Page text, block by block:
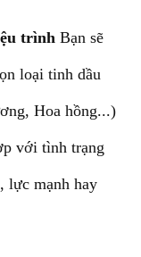
trình Bạn sẽ
loại tinh dầu
Hoa hồng...)
với tình trạng
lực mạnh hay